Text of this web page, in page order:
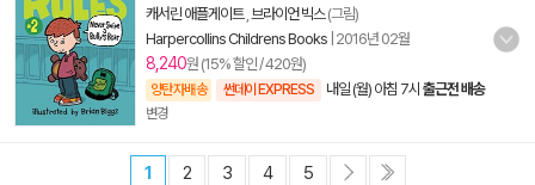
캐서린 애플게이트, 브라이언 빅스(그림)
Harpercollins Childrens Books 2016년 02월
8,240원 (15% 할인 / 420원)
양탄자배송 썬데이 EXPRESS 내일 (월) 아침 7시 출근전 배송
변경
1 2 3 4 5